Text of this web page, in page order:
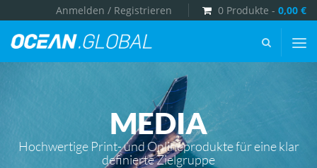
Anmelden / Registrieren 0 Produkte - 0,00 €
MEDIA
Hochwertige Print- und Onlineprodukte für eine klar
definierte Zielgruppe